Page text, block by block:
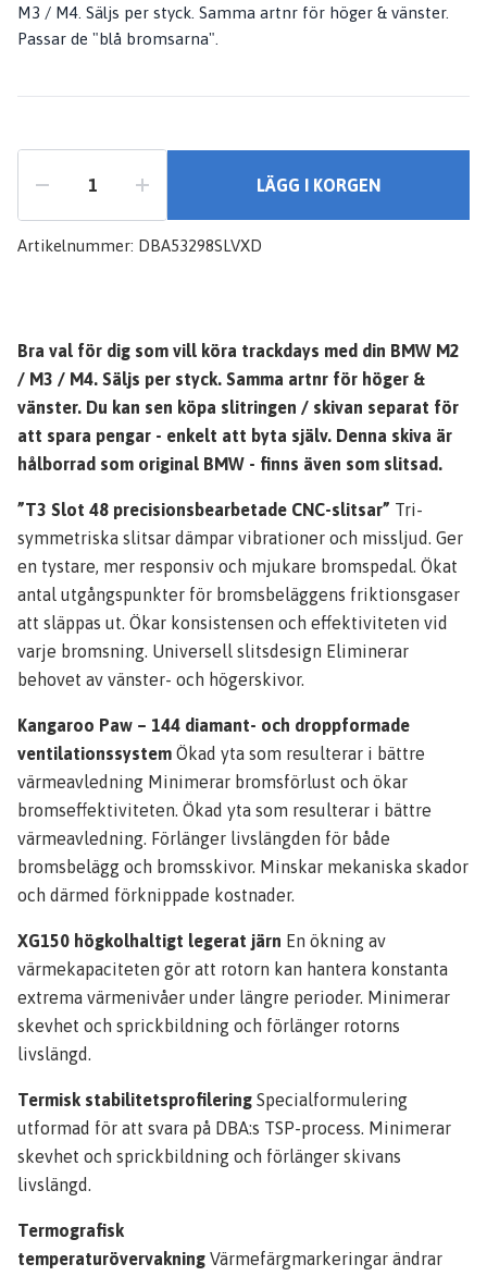
M3 / M4. Säljs per styck. Samma artnr för höger & vänster.
Passar de "blå bromsarna".
LÄGG I KORGEN
Artikelnummer: DBA53298SLVXD
Bra val för dig som vill köra trackdays med din BMW M2
/ M3 / M4. Säljs per styck. Samma artnr för höger &
vänster. Du kan sen köpa slitringen / skivan separat för
att spara pengar - enkelt att byta själv. Denna skiva är
hålborrad som original BMW - finns även som slitsad.
”T3 Slot 48 precisionsbearbetade CNC-slitsar” Tri-
symmetriska slitsar dämpar vibrationer och missljud. Ger
en tystare, mer responsiv och mjukare bromspedal. Ökat
antal utgångspunkter för bromsbeläggens friktionsgaser
att släppas ut. Ökar konsistensen och effektiviteten vid
varje bromsning. Universell slitsdesign Eliminerar
behovet av vänster- och högerskivor.
Kangaroo Paw – 144 diamant- och droppformade
ventilationssystem Ökad yta som resulterar i bättre
värmeavledning Minimerar bromsförlust och ökar
bromseffektiviteten. Ökad yta som resulterar i bättre
värmeavledning. Förlänger livslängden för både
bromsbelägg och bromsskivor. Minskar mekaniska skador
och därmed förknippade kostnader.
XG150 högkolhaltigt legerat järn En ökning av
värmekapaciteten gör att rotorn kan hantera konstanta
extrema värmenivåer under längre perioder. Minimerar
skevhet och sprickbildning och förlänger rotorns
livslängd.
Termisk stabilitetsprofilering Specialformulering
utformad för att svara på DBA:s TSP-process. Minimerar
skevhet och sprickbildning och förlänger skivans
livslängd.
Termografisk
temperaturövervakning Värmefärgmarkeringar ändrar